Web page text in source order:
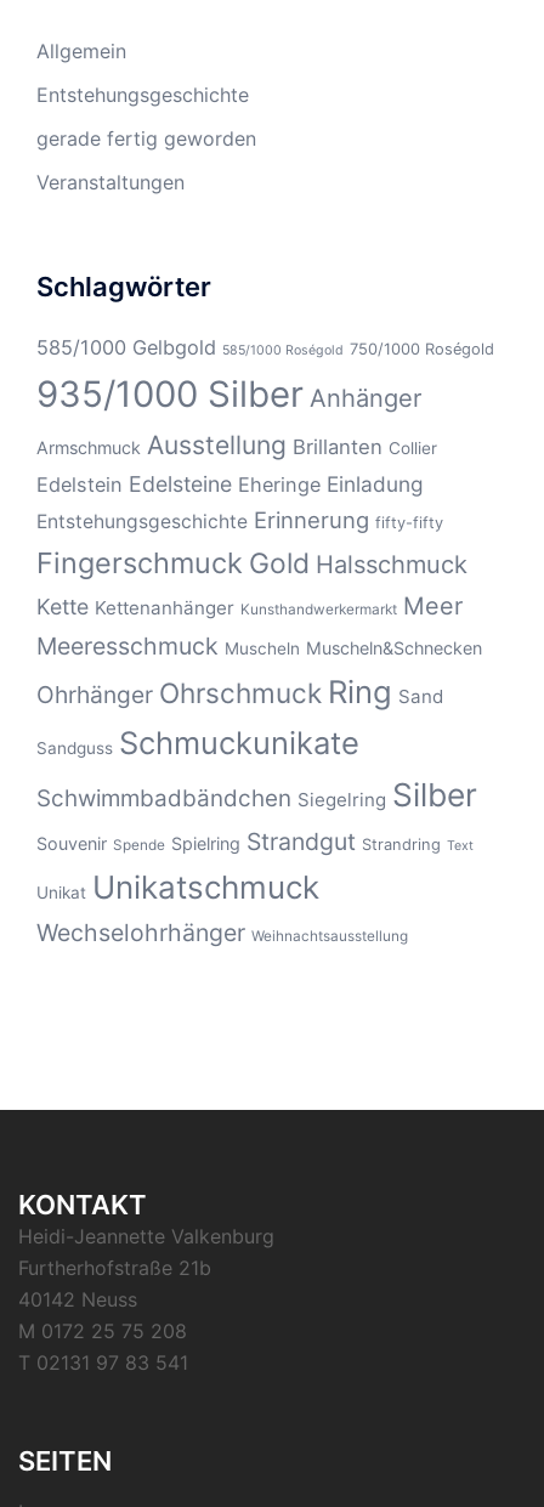
Allgemein
Entstehungsgeschichte
gerade fertig geworden
Veranstaltungen
Schlagwörter
585/1000 Gelbgold 585/1000 Roségold 750/1000 Roségold
935/1000 Silber Anhänger
Armschmuck Ausstellung Brillanten Collier
Edelstein Edelsteine Eheringe Einladung
Entstehungsgeschichte Erinnerung fifty-fifty
Fingerschmuck Gold Halsschmuck
Kette Kettenanhänger Kunsthandwerkermarkt Meer
Meeresschmuck Muscheln Muscheln&Schnecken
Ohrhänger Ohrschmuck Ring Sand
Sandguss Schmuckunikate
Schwimmbadbändchen Siegelring Silber
Souvenir Spende Spielring Strandgut Strandring Text
Unikat Unikatschmuck
Wechselohrhänger Weihnachtsausstellung
KONTAKT
Heidi-Jeannette Valkenburg
Furtherhofstraße 21b
40142 Neuss
M 0172 25 75 208
T 02131 97 83 541
SEITEN